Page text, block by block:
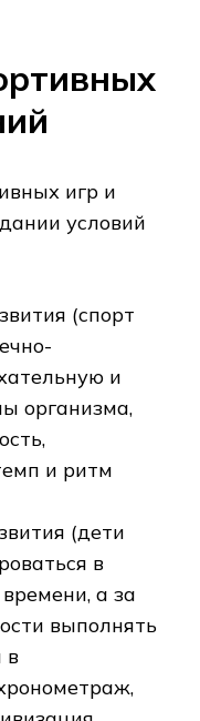
игр и
условий
(спорт
и
организма,
и ритм
(дети
в
а за
выполнять
в